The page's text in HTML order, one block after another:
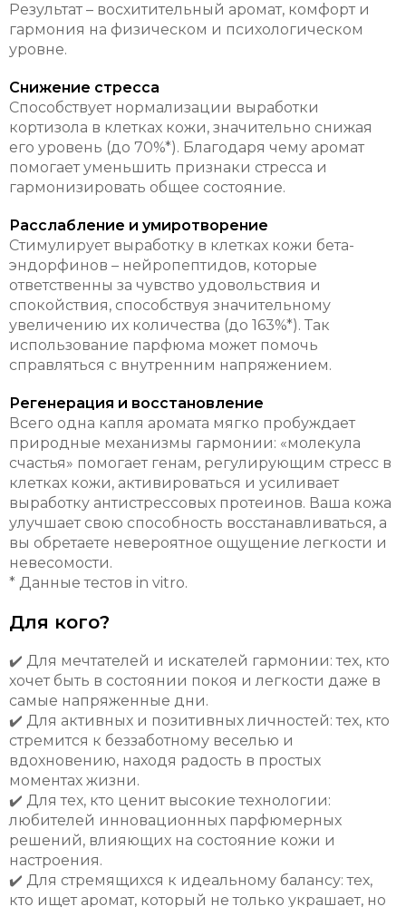
Результат – восхитительный аромат, комфорт и
гармония на физическом и психологическом
уровне.
Снижение стресса
Способствует нормализации выработки
кортизола в клетках кожи, значительно снижая
его уровень (до 70%*). Благодаря чему аромат
помогает уменьшить признаки стресса и
гармонизировать общее состояние.
Расслабление и умиротворение
Стимулирует выработку в клетках кожи бета-
эндорфинов – нейропептидов, которые
ответственны за чувство удовольствия и
спокойствия, способствуя значительному
увеличению их количества (до 163%*). Так
использование парфюма может помочь
справляться с внутренним напряжением.
Регенерация и восстановление
Всего одна капля аромата мягко пробуждает
природные механизмы гармонии: «молекула
счастья» помогает генам, регулирующим стресс в
клетках кожи, активироваться и усиливает
выработку антистрессовых протеинов. Ваша кожа
улучшает свою способность восстанавливаться, а
вы обретаете невероятное ощущение легкости и
невесомости.
* Данные тестов in vitro.
Для кого?
✔️ Для мечтателей и искателей гармонии: тех, кто
хочет быть в состоянии покоя и легкости даже в
самые напряженные дни.
✔️ Для активных и позитивных личностей: тех, кто
стремится к беззаботному веселью и
вдохновению, находя радость в простых
моментах жизни.
✔️ Для тех, кто ценит высокие технологии:
любителей инновационных парфюмерных
решений, влияющих на состояние кожи и
настроения.
✔️ Для стремящихся к идеальному балансу: тех,
кто ищет аромат, который не только украшает, но